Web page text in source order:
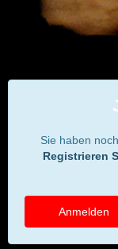
Sie haben
Registrieren
Anmelden